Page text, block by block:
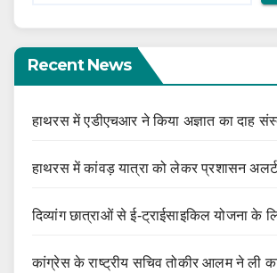
Recent News
हाथरस में एडीएचआर ने किया अज्ञात का दाह
हाथरस में कांवड़ यात्रा को लेकर प्रशासन अलर्ट
दिव्यांग छात्राओं से ई-ट्राईसाइकिल योजना के
कांग्रेस के राष्ट्रीय सचिव तोकीर आलम ने ली